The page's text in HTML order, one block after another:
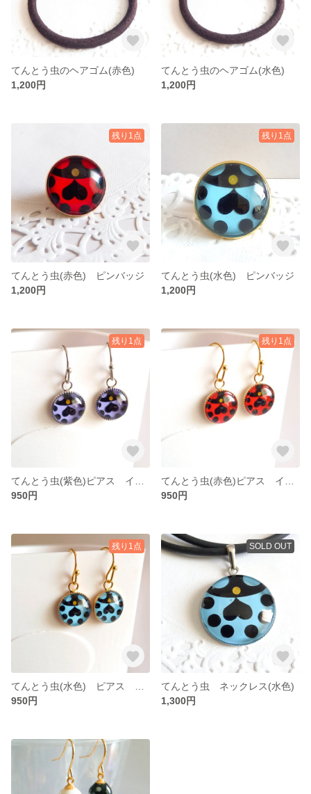
てんとう虫のヘアゴム(赤色)
1,200円
てんとう虫のヘアゴム(水色)
1,200円
残り1点
てんとう虫(赤色) ピンバッジ
1,200円
残り1点
てんとう虫(水色) ピンバッジ
1,200円
残り1点
950円
残り1点
950円
残り1点
950円
SOLD OUT
てんとう虫 ネックレス(水色)
1,300円